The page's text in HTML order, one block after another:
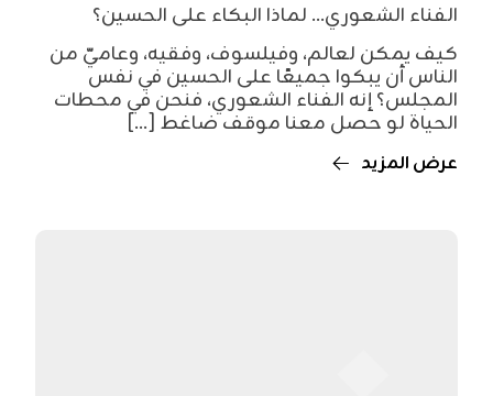
الفناء الشعوري... لماذا البكاء على الحسين؟
كيف يمكن لعالم، وفيلسوف، وفقيه، وعاميّ من
الناس أن يبكوا جميعًا على الحسين في نفس
المجلس؟ إنه الفناء الشعوري، فنحن في محطات
الحياة لو حصل معنا موقف ضاغط [...]
عرض المزيد